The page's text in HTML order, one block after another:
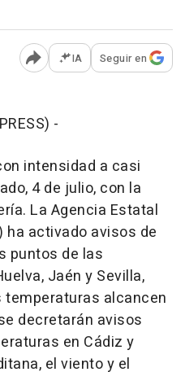
Abrir opciones para
IA Seguir en
-
intensidad a casi
4 de julio, con la
La Agencia Estatal
ha activado avisos de
puntos de las
Jaén y Sevilla,
temperaturas alcancen
decretarán avisos
en Cádiz y
el viento y el